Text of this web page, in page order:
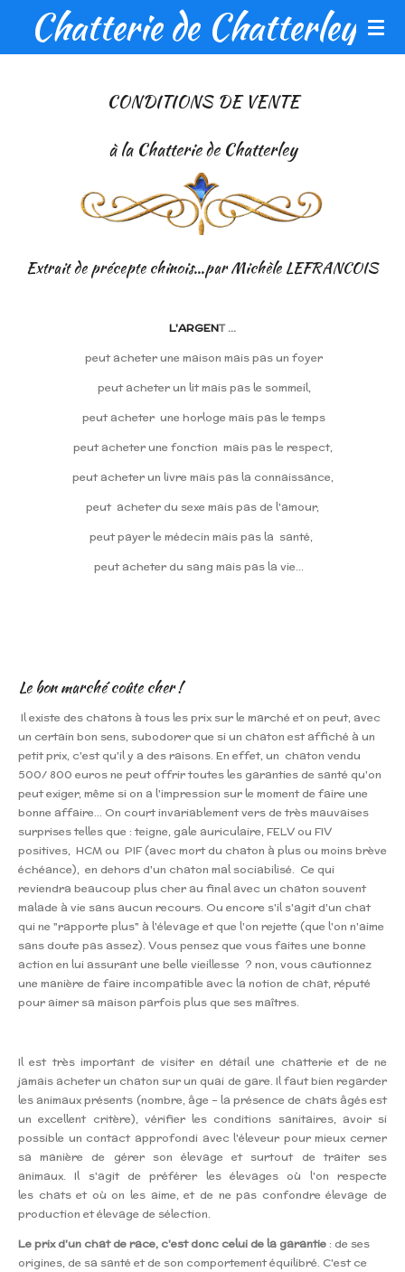
Passer
contenu
Chatterie de Chatterley
CONDITIONS DE VENTE
à la Chatterie de Chatterley
Extrait de précepte chinois...par Michèle LEFRANCOIS
L'ARGENT ...
peut acheter une maison mais pas un foyer
peut acheter un lit mais pas le sommeil,
peut acheter une horloge mais pas le temps
peut acheter une fonction mais pas le respect,
peut acheter un livre mais pas la connaissance,
peut acheter du sexe mais pas de l'amour,
peut payer le médecin mais pas la santé,
peut acheter du sang mais pas la vie...
Le bon marché coûte cher !
Il existe des chatons à tous les prix sur le marché et on peut, avec
un certain bon sens, subodorer que si un chaton est affiché à un
petit prix, c'est qu'il y a des raisons. En effet, un chaton vendu
500/ 800 euros ne peut offrir toutes les garanties de santé qu'on
peut exiger, même si on a l'impression sur le moment de faire une
bonne affaire... On court invariablement vers de très mauvaises
surprises telles que : teigne, gale auriculaire, FELV ou FIV
positives, HCM ou PIF (avec mort du chaton à plus ou moins brève
échéance), en dehors d'un chaton mal sociabilisé. Ce qui
reviendra beaucoup plus cher au final avec un chaton souvent
malade à vie sans aucun recours. Ou encore s'il s'agit d'un chat
qui ne "rapporte plus" à l'élevage et que l'on rejette (que l'on n'aime
sans doute pas assez). Vous pensez que vous faites une bonne
action en lui assurant une belle vieillesse ? non, vous cautionnez
une manière de faire incompatible avec la notion de chat, réputé
pour aimer sa maison parfois plus que ses maîtres.
Il est très important de visiter en détail une chatterie et de ne
jamais acheter un chaton sur un quai de gare. Il faut bien regarder
les animaux présents (nombre, âge - la présence de chats âgés est
un excellent critère), vérifier les conditions sanitaires, avoir si
possible un contact approfondi avec l'éleveur pour mieux cerner
sa manière de gérer son élevage et surtout de traiter ses
animaux. Il s'agit de préférer les élevages où l'on respecte
les chats et où on les aime, et de ne pas confondre élevage de
production et élevage de sélection.
Le prix d'un chat de race, c'est donc celui de la garantie : de ses
origines, de sa santé et de son comportement équilibré. C'est ce